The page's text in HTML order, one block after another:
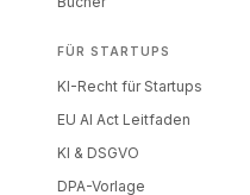
FÜR STARTUPS
KI-Recht für Startups
EU AI Act Leitfaden
KI & DSGVO
DPA-Vorlage